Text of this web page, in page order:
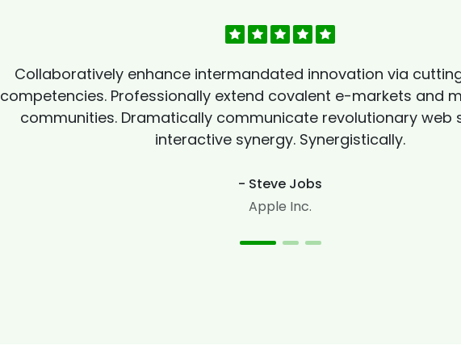
Collaboratively enhance intermandated innovation via
competencies. Professionally extend covalent e-markets and
communities. Dramatically communicate revolutionary web
interactive synergy. Synergistically.
- Steve Jobs
Apple Inc.